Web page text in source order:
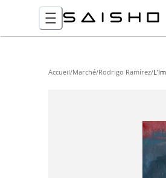
Accueil/Marché/Rodrigo Ramírez/